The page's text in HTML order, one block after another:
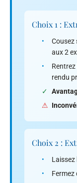
Choix 1 :
•
Cousez
aux 2
•
rendu
✓
⚠
Choix 2 :
•
Laissez
•
Fermez